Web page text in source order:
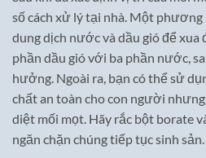
số cách xử lý tại nhà. Một
dung dịch nước và dầu gió để xua
phần dầu gió với ba phần nước,
hưởng. Ngoài ra, bạn có thể sử
chất an toàn cho con người
diệt mối mọt. Hãy rắc bột borate
ngăn chặn chúng tiếp tục sinh sản.